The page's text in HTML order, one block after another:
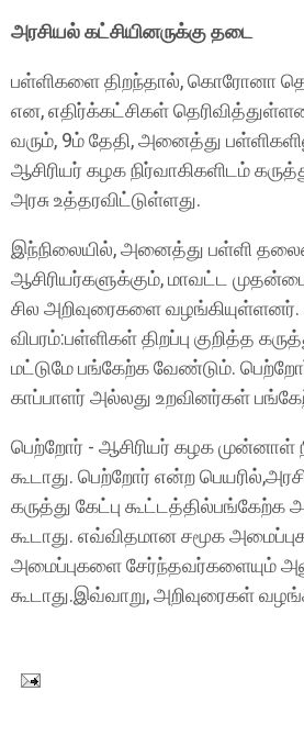
அரசியல் கட்சியினருக்கு தடை
பள்ளிகளை திறந்தால், கொரோனா
என, எதிர்க்கட்சிகள்
வரும், 9ம் தேதி, அனைத்து
ஆசிரியர் கழக நிர்வாகிகளிடம்
அரசு உத்தரவிட்டுள்ளது.
இந்நிலையில், அனைத்து பள்ளி
ஆசிரியர்களுக்கும், மாவட்ட
சில அறிவுரைகளை
விபரம்:பள்ளிகள் திறப்பு குறித்த
மட்டுமே பங்கேற்க வேண்டும்.
காப்பாளர் அல்லது உறவினர்கள்
பெற்றோர் - ஆசிரியர் கழக முன்னாள்
கூடாது. பெற்றோர் என்ற
கருத்து கேட்பு கூட்டத்தில்பங்கேற்க
கூடாது. எவ்விதமான சமூக
அமைப்புகளை சேர்ந்தவர்களையும்
கூடாது.இவ்வாறு, அறிவுரைகள்